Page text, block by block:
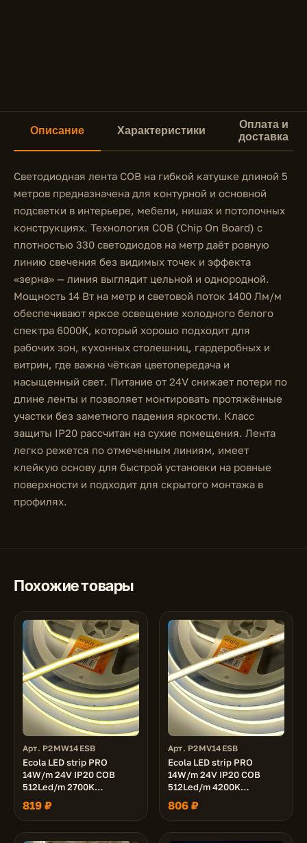
Описание Характеристики
Оплата и
доставка
Светодиодная лента COB на гибкой катушке длиной 5
метров предназначена для контурной и основной
подсветки в интерьере, мебели, нишах и потолочных
конструкциях. Технология COB (Chip On Board) с
плотностью 330 светодиодов на метр даёт ровную
линию свечения без видимых точек и эффекта
«зерна» — линия выглядит цельной и однородной.
Мощность 14 Вт на метр и световой поток 1400 Лм/м
обеспечивают яркое освещение холодного белого
спектра 6000K, который хорошо подходит для
рабочих зон, кухонных столешниц, гардеробных и
витрин, где важна чёткая цветопередача и
насыщенный свет. Питание от 24V снижает потери по
длине ленты и позволяет монтировать протяжённые
участки без заметного падения яркости. Класс
защиты IP20 рассчитан на сухие помещения. Лента
легко режется по отмеченным линиям, имеет
клейкую основу для быстрой установки на ровные
поверхности и подходит для скрытого монтажа в
профилях.
Похожие товары
Арт. P2MW14ESB
Ecola LED strip PRO
14W/m 24V IP20 COB
512Led/m 2700K
1400Lm/m светодиодная
лента на катушке 5м.
819 ₽
Арт. P2MV14ESB
Ecola LED strip PRO
14W/m 24V IP20 COB
512Led/m 4200K
1400Lm/m светодиодная
лента на катушке 5м.
806 ₽